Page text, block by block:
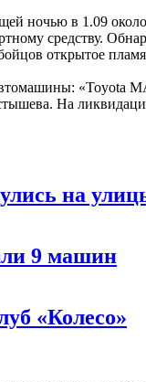
ночью в 1.09
средству.
открытое
«Toyota
На
на
9 машин
«Колесо»